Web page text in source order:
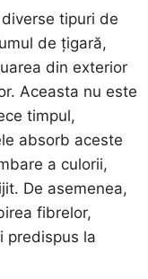
tipuri de
de țigară,
din exterior
Aceasta nu este
timpul,
absorb aceste
a culorii,
De asemenea,
fibrelor,
predispus la